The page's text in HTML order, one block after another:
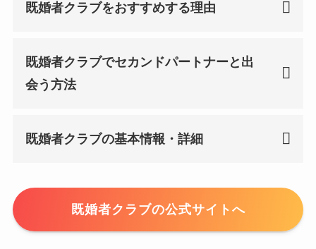
既婚者クラブをおすすめする理由
既婚者クラブでセカンドパートナーと出
会う方法
既婚者クラブの基本情報・詳細
既婚者クラブの公式サイトへ